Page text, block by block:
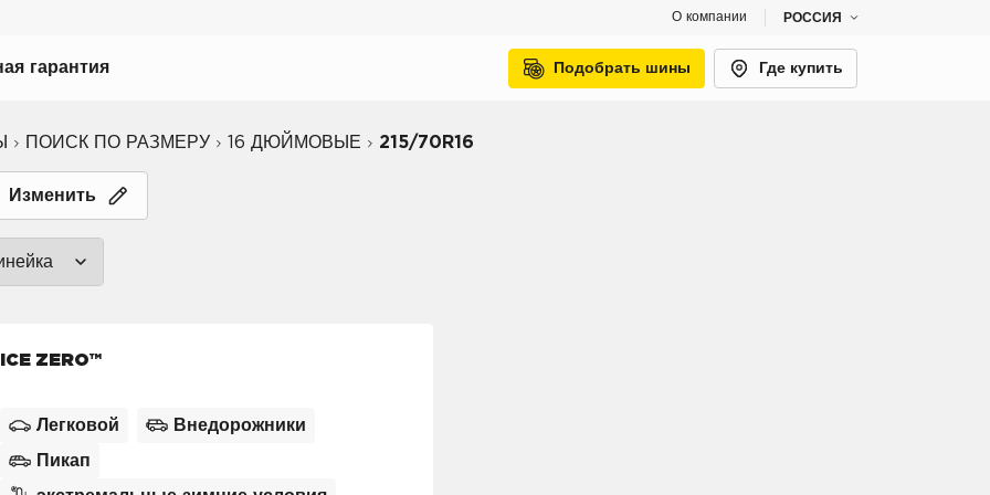
О компании РОССИЯ
вождению
гарантия Подобрать шины Где купить
ПОИСК ПО РАЗМЕРУ 16 ДЮЙМОВЫЕ 215/70R16
Изменить
CINTURATO™ (0)
SOTTOZERO™ (0)
ICE ZERO™
Легковой
Внедорожники
Пикап